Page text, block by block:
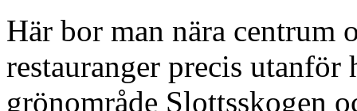
Här bor man nära centrum
restauranger precis
grönområde Slottsskogen